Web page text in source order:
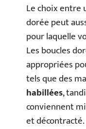
Le choix entre
dorée peut
pour laquelle
Les boucles
appropriées
tels que des
habillées,
conviennent
et décontracté.